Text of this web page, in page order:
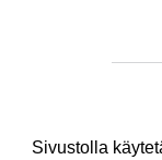
Sivustolla